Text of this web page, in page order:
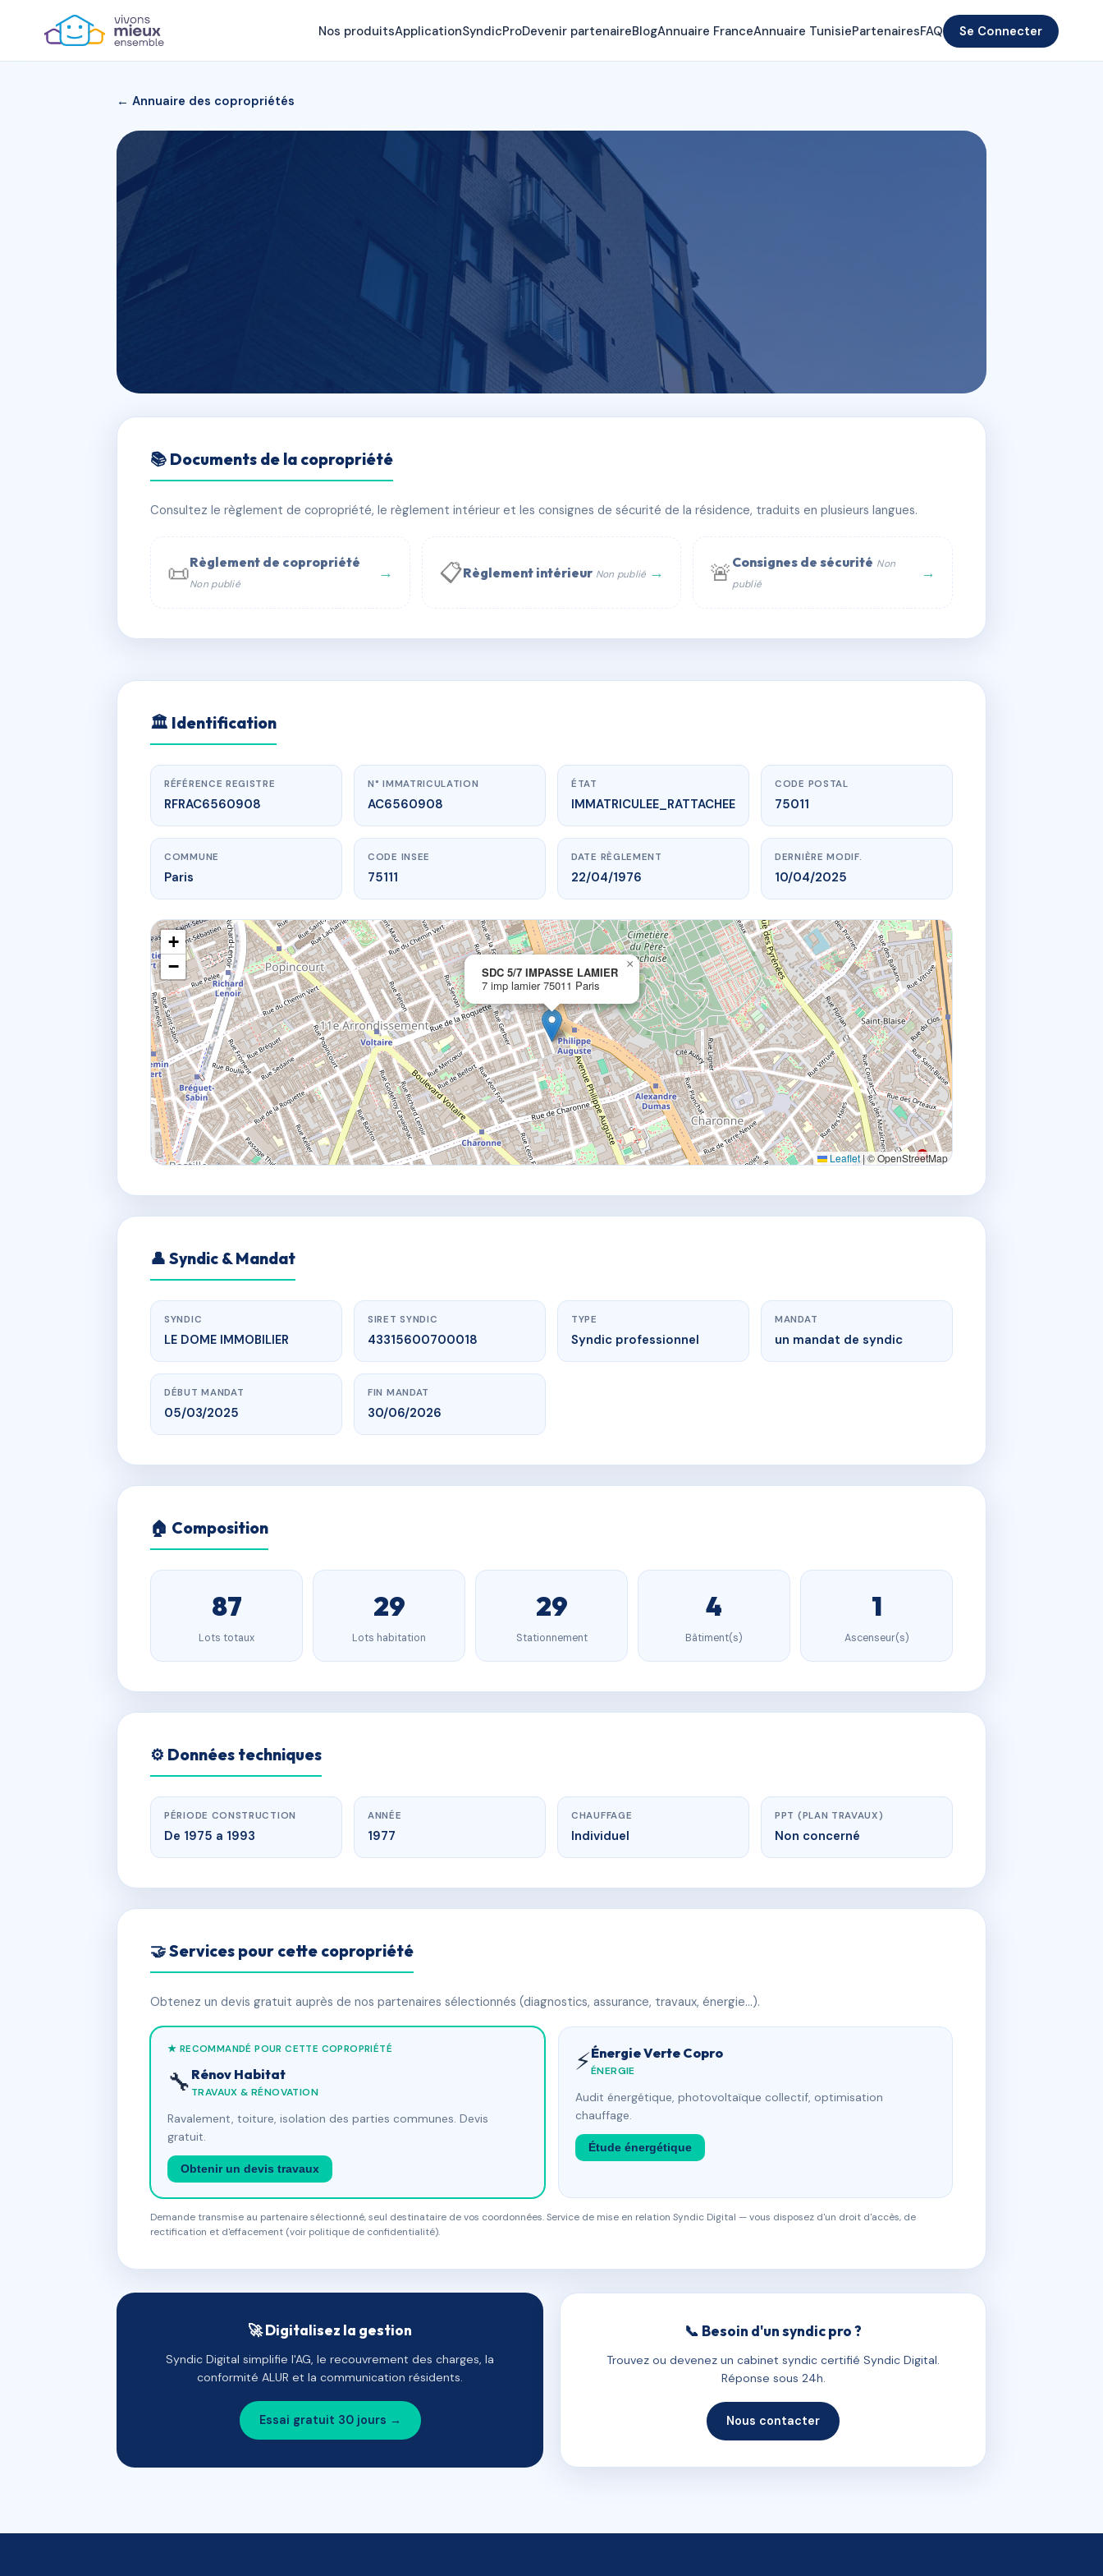
Nos produitsApplicationSyndicProDevenir partenaireBlogAnnuaire FranceAnnuaire TunisiePartenairesFAQ Se Connecter
← Annuaire des copropriétés
SDC 5/7 IMPASSE LAMIER
📍 7 imp lamier 75011 Paris
📞 Contacter Syndic Digital 💬 WhatsApp
📚 Documents de la copropriété
Consultez le règlement de copropriété, le règlement intérieur et les consignes de sécurité de la résidence, traduits en plusieurs langues.
📜Règlement de copropriété
Non publié
→ 📋Règlement intérieur Non publié → 🚨 Consignes de sécurité Non
publié
→
AC6560908 🇫🇷
www.vme.plus/AC6560908
SDC 5/7 IMPASSE LAMIER
7 imp lamier75011 Paris
🏛 Identification
RÉFÉRENCE REGISTRE
RFRAC6560908
N° IMMATRICULATION
AC6560908
ÉTAT
IMMATRICULEE_RATTACHEE
CODE POSTAL
75011
COMMUNE
Paris
CODE INSEE
75111
DATE RÈGLEMENT
22/04/1976
DERNIÈRE MODIF.
10/04/2025
SDC 5/7 IMPASSE LAMIER
7 imp lamier 75011 Paris
×
+
−
Leaflet|© OpenStreetMap
👤 Syndic & Mandat
SYNDIC
LE DOME IMMOBILIER
SIRET SYNDIC
43315600700018
TYPE
Syndic professionnel
MANDAT
un mandat de syndic
DÉBUT MANDAT
05/03/2025
FIN MANDAT
30/06/2026
🏠 Composition
87
Lots totaux
29
Lots habitation
29
Stationnement
4
Bâtiment(s)
1
Ascenseur(s)
⚙️ Données techniques
PÉRIODE CONSTRUCTION
De 1975 a 1993
ANNÉE
1977
CHAUFFAGE
Individuel
PPT (PLAN TRAVAUX)
Non concerné
🤝 Services pour cette copropriété
Obtenez un devis gratuit auprès de nos partenaires sélectionnés (diagnostics, assurance, travaux, énergie…).
★ RECOMMANDÉ POUR CETTE COPROPRIÉTÉ
🔧 Rénov Habitat
TRAVAUX & RÉNOVATION
Ravalement, toiture, isolation des parties communes. Devis
gratuit.
Obtenir un devis travaux
⚡Énergie Verte Copro
ÉNERGIE
Audit énergétique, photovoltaïque collectif, optimisation
chauffage.
Étude énergétique
Demande transmise au partenaire sélectionné, seul destinataire de vos coordonnées. Service de mise en relation Syndic Digital — vous disposez d'un droit d'accès, de
rectification et d'effacement (voir politique de confidentialité).
🚀 Digitalisez la gestion
Syndic Digital simplifie l'AG, le recouvrement des charges, la
conformité ALUR et la communication résidents.
Essai gratuit 30 jours →
📞 Besoin d'un syndic pro ?
Trouvez ou devenez un cabinet syndic certifié Syndic Digital.
Réponse sous 24h.
Nous contacter